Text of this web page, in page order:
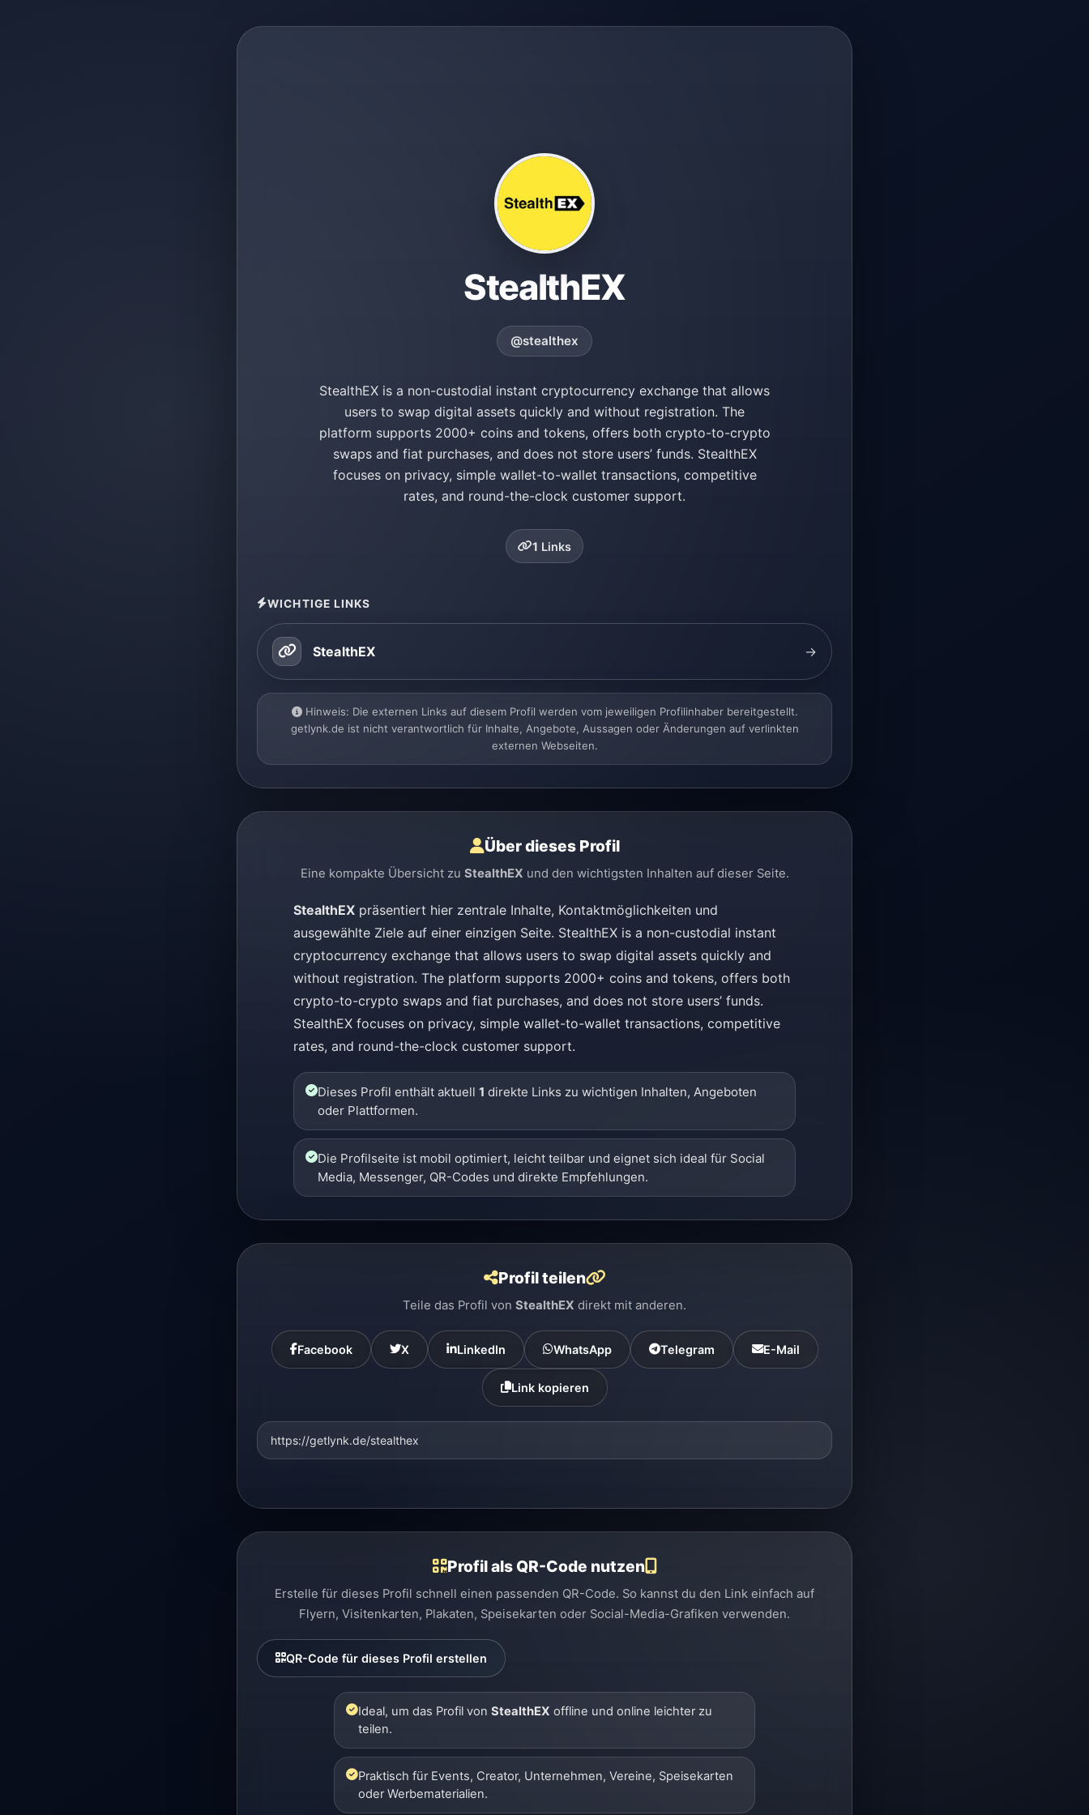
StealthEX
@stealthex
StealthEX is a non-custodial instant cryptocurrency exchange that allows
users to swap digital assets quickly and without registration. The
platform supports 2000+ coins and tokens, offers both crypto-to-crypto
swaps and fiat purchases, and does not store users’ funds. StealthEX
focuses on privacy, simple wallet-to-wallet transactions, competitive
rates, and round-the-clock customer support.
1 Links
WICHTIGE LINKS
StealthEX →
Hinweis: Die externen Links auf diesem Profil werden vom jeweiligen Profilinhaber bereitgestellt.
getlynk.de ist nicht verantwortlich für Inhalte, Angebote, Aussagen oder Änderungen auf verlinkten
externen Webseiten.
Über dieses Profil
Eine kompakte Übersicht zu StealthEX und den wichtigsten Inhalten auf dieser Seite.
StealthEX präsentiert hier zentrale Inhalte, Kontaktmöglichkeiten und
ausgewählte Ziele auf einer einzigen Seite. StealthEX is a non-custodial instant
cryptocurrency exchange that allows users to swap digital assets quickly and
without registration. The platform supports 2000+ coins and tokens, offers both
crypto-to-crypto swaps and fiat purchases, and does not store users’ funds.
StealthEX focuses on privacy, simple wallet-to-wallet transactions, competitive
rates, and round-the-clock customer support.
Dieses Profil enthält aktuell 1 direkte Links zu wichtigen Inhalten, Angeboten
oder Plattformen.
Die Profilseite ist mobil optimiert, leicht teilbar und eignet sich ideal für Social
Media, Messenger, QR-Codes und direkte Empfehlungen.
Profil teilen
Teile das Profil von StealthEX direkt mit anderen.
Facebook X LinkedIn WhatsApp Telegram E-Mail
Link kopieren
https://getlynk.de/stealthex
Profil als QR-Code nutzen
Erstelle für dieses Profil schnell einen passenden QR-Code. So kannst du den Link einfach auf
Flyern, Visitenkarten, Plakaten, Speisekarten oder Social-Media-Grafiken verwenden.
QR-Code für dieses Profil erstellen
Ideal, um das Profil von StealthEX offline und online leichter zu
teilen.
Praktisch für Events, Creator, Unternehmen, Vereine, Speisekarten
oder Werbematerialien.